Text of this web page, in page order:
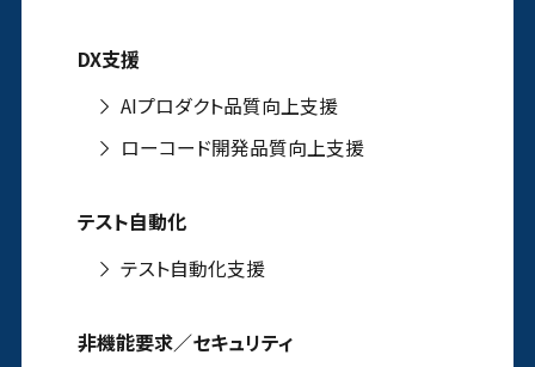
DX支援
AIプロダクト品質向上支援
ローコード開発品質向上支援
テスト自動化
テスト自動化支援
非機能要求／セキュリティ